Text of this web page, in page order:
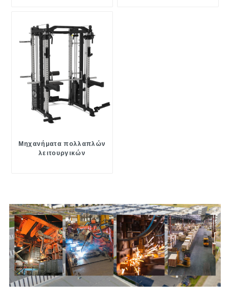
Μηχανήματα πολλαπλών
λειτουργικών